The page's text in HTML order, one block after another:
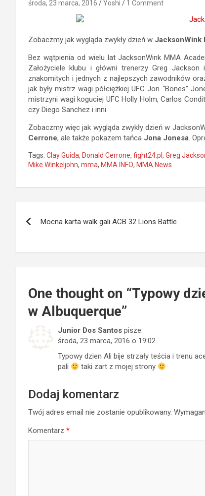
środa, 23 marca, 2016 Yoshi 1 Comment
Zobaczmy jak wygląda zwykły dzień w JacksonWink
Bez wątpienia od wielu lat JacksonWink MMA
Założyciele klubu i główni trenerzy Greg
znakomitych i jednych z najlepszych zawodników
jak były mistrz wagi półciężkiej UFC Jon “Bones”
mistrzyni wagi koguciej UFC Holly Holm, Carlos
czy Diego Sanchez i inni.
Zobaczmy więc jak wygląda zwykły dzień w
Cerrone, ale także pokazem tańca Jona Jonesa.
Tags: Clay Guida, Donald Cerrone, fight24.pl , Greg
Mike Winkeljohn, mma, MMA INFO, MMA News
wpisu
Mocna karta walk gali ACB 32 Lions Battle
One thought on “Typowy
w Albuquerque”
Junior Dos Santos pisze:
środa, 23 marca, 2016 o 19:02
Typowy dzien Ali bije strzały teścia i trenu
pali
taki zart z mojej strony
Dodaj komentarz
Twój adres email nie zostanie opublikowany.
Komentarz *